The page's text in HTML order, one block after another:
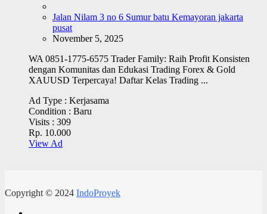
Jalan Nilam 3 no 6 Sumur batu Kemayoran jakarta
pusat
November 5, 2025
WA 0851-1775-6575 Trader Family: Raih Profit Konsisten
dengan Komunitas dan Edukasi Trading Forex & Gold
XAUUSD Terpercaya! Daftar Kelas Trading ...
Ad Type : Kerjasama
Condition : Baru
Visits : 309
Rp. 10.000
View Ad
Copyright © 2024 IndoProyek